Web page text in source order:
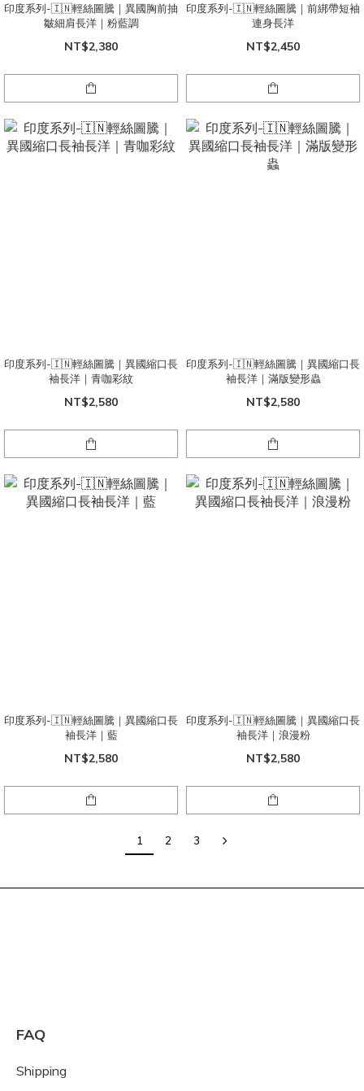
印度系列-🇮🇳輕絲圖騰｜異國胸前抽
皺細肩長洋｜粉藍調
NT$2,380
印度系列-🇮🇳輕絲圖騰｜前綁帶短袖
連身長洋
NT$2,450
印度系列-🇮🇳輕絲圖騰｜異國縮口長
袖長洋｜青咖彩紋
NT$2,580
印度系列-🇮🇳輕絲圖騰｜異國縮口長
袖長洋｜滿版變形蟲
NT$2,580
印度系列-🇮🇳輕絲圖騰｜異國縮口長
袖長洋｜藍
NT$2,580
印度系列-🇮🇳輕絲圖騰｜異國縮口長
袖長洋｜浪漫粉
NT$2,580
1 2 3
FAQ
Shipping